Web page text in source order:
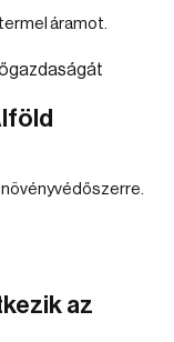
áramot.
az